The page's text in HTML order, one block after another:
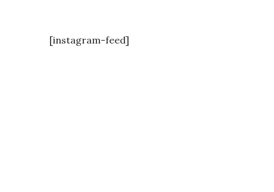
[instagram-feed]